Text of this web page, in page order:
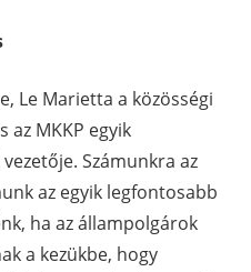
Le Marietta a közösségi
az MKKP egyik
Számunkra az
az egyik legfontosabb
ha az állampolgárok
a kezükbe, hogy